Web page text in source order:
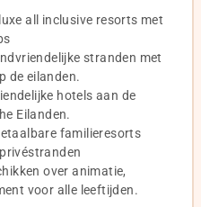
all inclusive resorts met
stranden met
de eilanden.
hotels aan de
Eilanden.
familieresorts
over animatie,
voor alle leeftijden.